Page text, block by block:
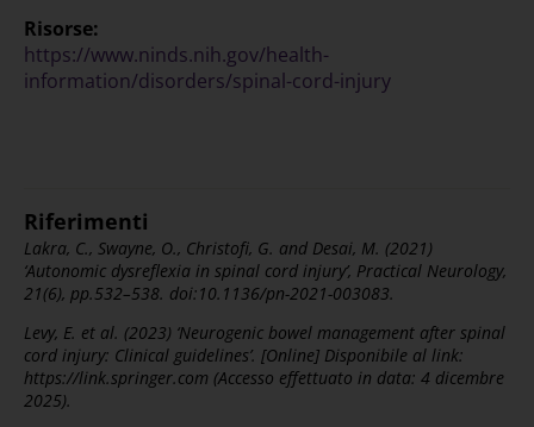
Risorse:
https://www.ninds.nih.gov/health-
information/disorders/spinal-cord-injury
Riferimenti
Lakra, C., Swayne, O., Christofi, G. and Desai, M. (2021)
‘Autonomic dysreflexia in spinal cord injury’, Practical Neurology,
21(6), pp.532–538. doi:10.1136/pn-2021-003083.
Levy, E. et al. (2023) ‘Neurogenic bowel management after spinal
cord injury: Clinical guidelines’. [Online] Disponibile al link:
https://link.springer.com (Accesso effettuato in data: 4 dicembre
2025).